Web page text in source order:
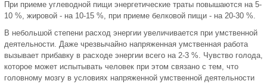
При приеме углеводной пищи энергетические траты повышаются на 5-
10 %, жировой - на 10-15 %, при приеме белковой пищи - на 20-30 %.
В небольшой степени расход энергии увеличивается при умственной
деятельности. Даже чрезвычайно напряженная умственная работа
вызывает прибавку в расходе энергии всего на 2-3 %. Чувство голода,
которое может испытывать человек при этом связано с тем, что
головному мозгу в условиях напряженной умственной деятельности